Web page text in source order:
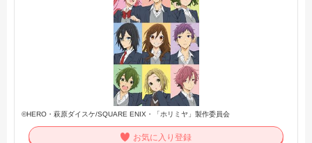
©HERO・萩原ダイスケ/SQUARE ENIX・「ホリミヤ」製作委員会
お気に入り登録